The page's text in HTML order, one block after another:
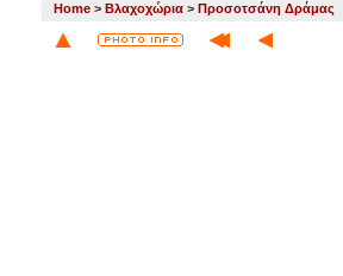
Home > Βλαχοχώρια > Προσοτσάνη Δράμας